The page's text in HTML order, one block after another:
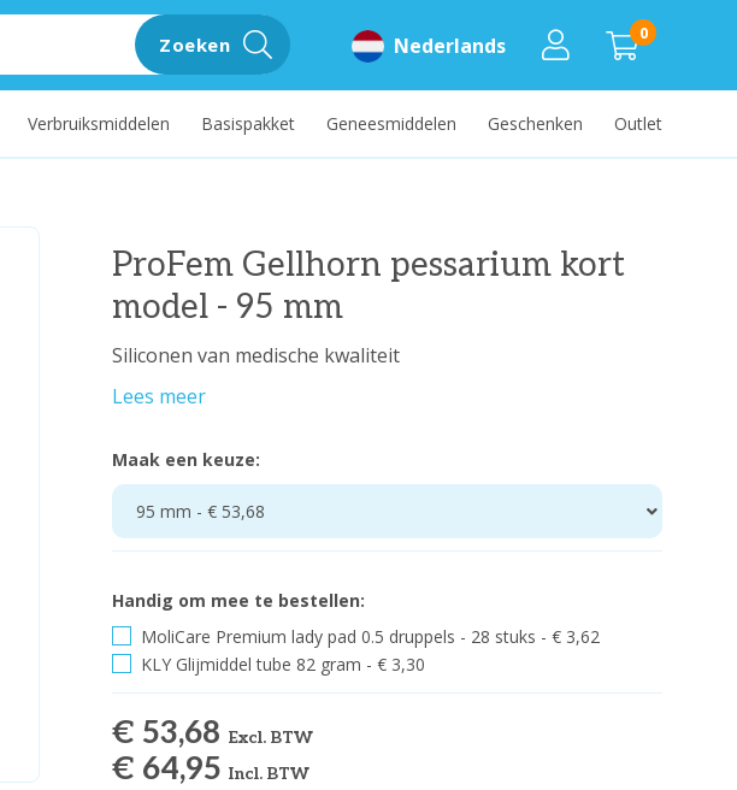
0
Nederlands
Zoeken
Verbruiksmiddelen Basispakket Geneesmiddelen Geschenken Outlet
ProFem Gellhorn pessarium kort
model - 95 mm
Siliconen van medische kwaliteit
Lees meer
Maak een keuze:
95 mm - € 53,68
Handig om mee te bestellen:
MoliCare Premium lady pad 0.5 druppels - 28 stuks - € 3,62
KLY Glijmiddel tube 82 gram - € 3,30
€ 53,68 Excl. BTW
€ 64,95Incl. BTW